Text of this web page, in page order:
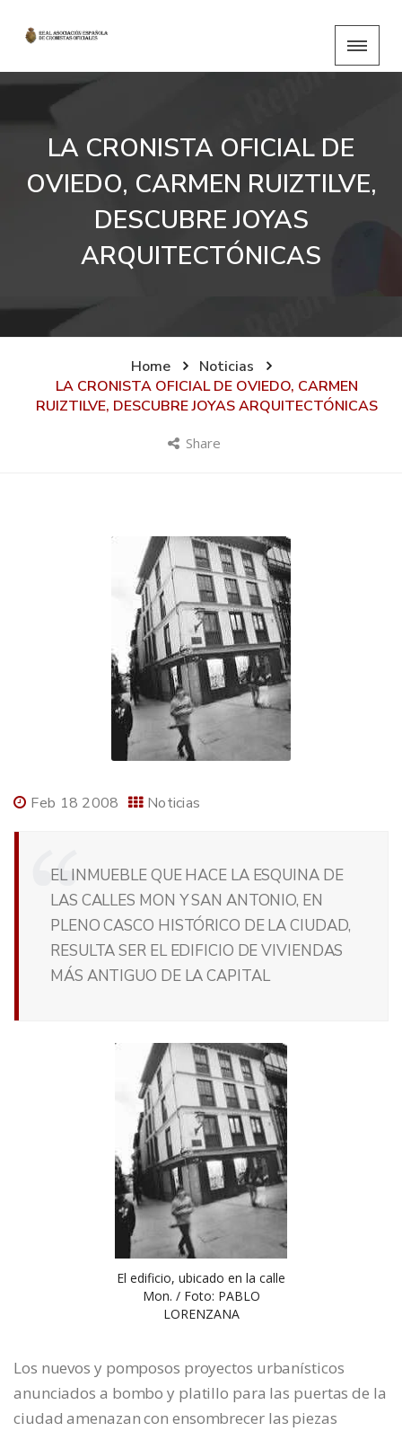
LA CRONISTA OFICIAL DE
OVIEDO, CARMEN RUIZTILVE,
DESCUBRE JOYAS
ARQUITECTÓNICAS
Home
Noticias
LA CRONISTA OFICIAL DE OVIEDO, CARMEN
RUIZTILVE, DESCUBRE JOYAS ARQUITECTÓNICAS
Share
Feb 18 2008 Noticias
EL INMUEBLE QUE HACE LA ESQUINA DE
LAS CALLES MON Y SAN ANTONIO, EN
PLENO CASCO HISTÓRICO DE LA CIUDAD,
RESULTA SER EL EDIFICIO DE VIVIENDAS
MÁS ANTIGUO DE LA CAPITAL
El edificio, ubicado en la calle
Mon. / Foto: PABLO
LORENZANA
Los nuevos y pomposos proyectos urbanísticos
anunciados a bombo y platillo para las puertas de la
ciudad amenazan con ensombrecer las piezas